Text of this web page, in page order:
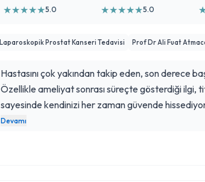
★★★★★5.0 ★★★★★5.0
Laparoskopik Prostat Kanseri Tedavisi Prof Dr Ali Fuat
Hastasını çok yakından takip eden, son derece
Özellikle ameliyat sonrası süreçte gösterdiği ilgi,
sayesinde kendinizi her zaman güvende
aşamasında ilgili, açıklayıcı ve destekleyici
Devamı